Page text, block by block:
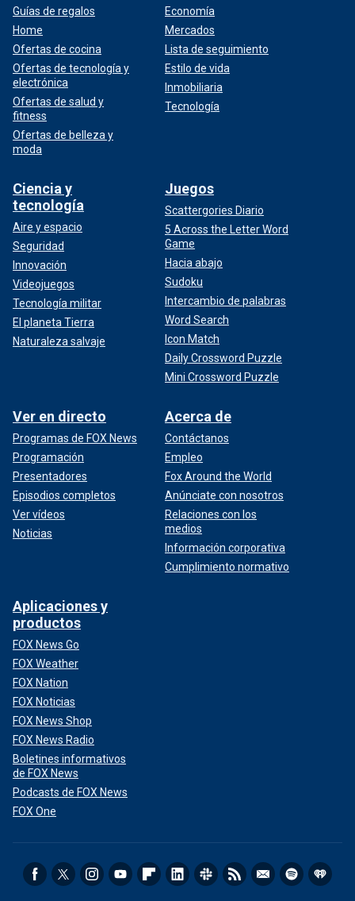
Guías de regalos
Home
Ofertas de cocina
Ofertas de tecnología y
electrónica
Ofertas de salud y
fitness
Ofertas de belleza y
moda
Economía
Mercados
Lista de seguimiento
Estilo de vida
Inmobiliaria
Tecnología
Ciencia y
tecnología
Aire y espacio
Seguridad
Innovación
Videojuegos
Tecnología militar
El planeta Tierra
Naturaleza salvaje
Juegos
Scattergories Diario
5 Across the Letter Word
Game
Hacia abajo
Sudoku
Intercambio de palabras
Word Search
Icon Match
Daily Crossword Puzzle
Mini Crossword Puzzle
Ver en directo
Programas de FOX News
Programación
Presentadores
Episodios completos
Ver vídeos
Noticias
Acerca de
Contáctanos
Empleo
Fox Around the World
Anúnciate con nosotros
Relaciones con los
medios
Información corporativa
Cumplimiento normativo
Aplicaciones y
productos
FOX News Go
FOX Weather
FOX Nation
FOX Noticias
FOX News Shop
FOX News Radio
Boletines informativos
de FOX News
Podcasts de FOX News
FOX One